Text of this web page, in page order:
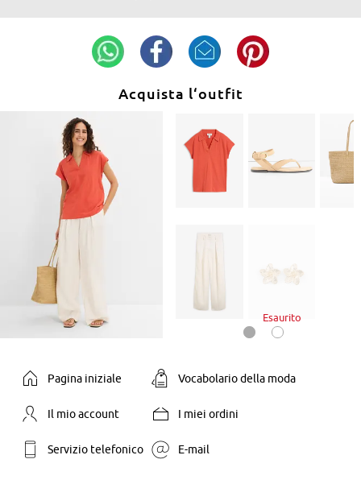
Acquista l‘outfit
Esaurito
Pagina iniziale Vocabolario della moda
Il mio account I miei ordini
Servizio telefonico E-mail